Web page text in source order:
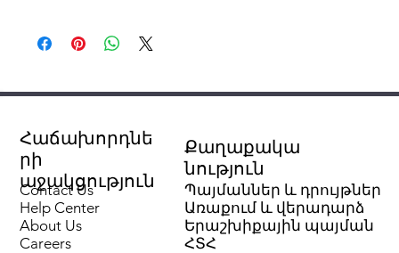
Կցամասի/խողովակի տրամագիծ (մմ) 20
միացում (Անցումային կցամաս)
Առավելագույն աշխատանքային
ջերմաստիճան (°C) 95
Միացման տեսակ PPR զոդում (եռակցում)
Առավելագույն աշխատանքային ճնշում (բար)
25
Հաճախորդնե
րի
աջակցություն
Քաղաքակա
նություն
Contact Us
Help Center
About Us
Careers
Պայմաններ և դրույթներ
Առաքում և վերադարձ
Երաշխիքային պայման
ՀՏՀ